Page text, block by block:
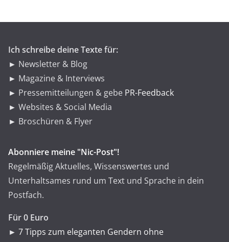
Ich schreibe deine Texte für:
► Newsletter & Blog
► Magazine & Interviews
► Pressemitteilungen & gebe PR-Feedback
► Websites & Social Media
► Broschüren & Flyer
Abonniere meine "Nic-Post"!
Regelmäßig Aktuelles, Wissenswertes und
Unterhaltsames rund um Text und Sprache in dein
Postfach.
Für 0 Euro
► 7 Tipps zum eleganten Gendern ohne